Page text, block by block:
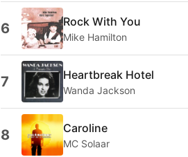
6 Rock With You
Mike Hamilton
7 Heartbreak Hotel
Wanda Jackson
8 Caroline
MC Solaar